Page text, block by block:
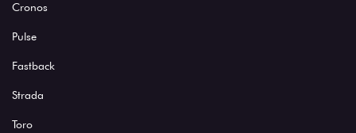
Cronos
Pulse
Fastback
Strada
Toro